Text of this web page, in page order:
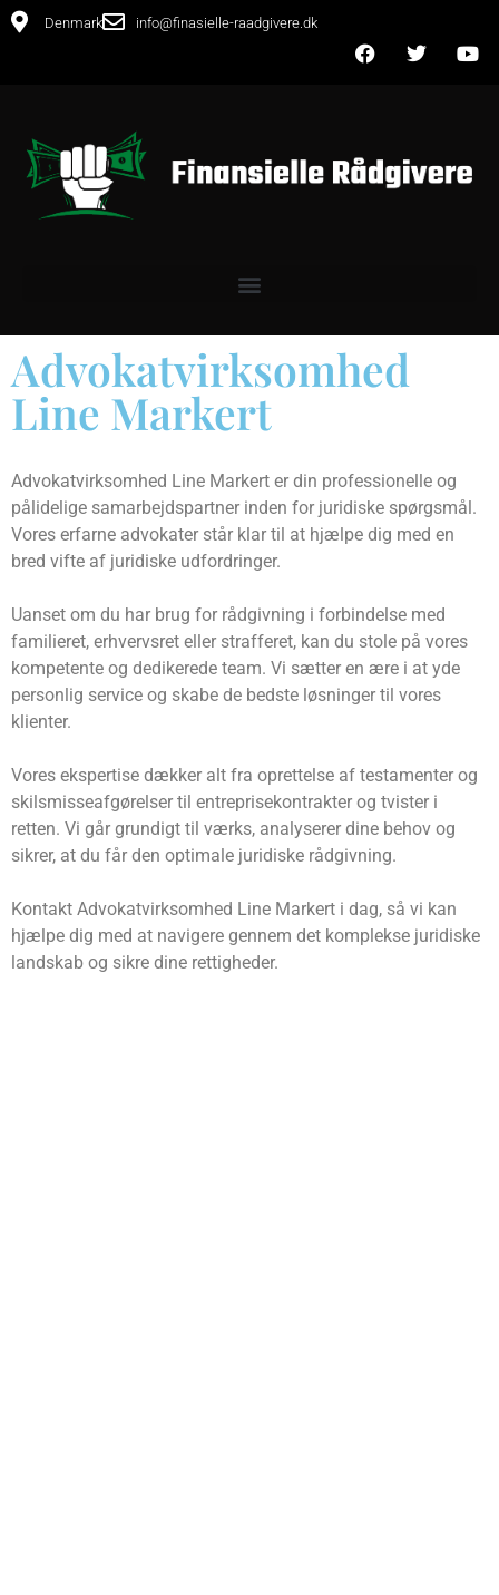
Denmark info@finasielle-raadgivere.dk
Advokatvirksomhed
Line Markert
Advokatvirksomhed Line Markert er din professionelle og
pålidelige samarbejdspartner inden for juridiske spørgsmål.
Vores erfarne advokater står klar til at hjælpe dig med en
bred vifte af juridiske udfordringer.
Uanset om du har brug for rådgivning i forbindelse med
familieret, erhvervsret eller strafferet, kan du stole på vores
kompetente og dedikerede team. Vi sætter en ære i at yde
personlig service og skabe de bedste løsninger til vores
klienter.
Vores ekspertise dækker alt fra oprettelse af testamenter og
skilsmisseafgørelser til entreprisekontrakter og tvister i
retten. Vi går grundigt til værks, analyserer dine behov og
sikrer, at du får den optimale juridiske rådgivning.
Kontakt Advokatvirksomhed Line Markert i dag, så vi kan
hjælpe dig med at navigere gennem det komplekse juridiske
landskab og sikre dine rettigheder.